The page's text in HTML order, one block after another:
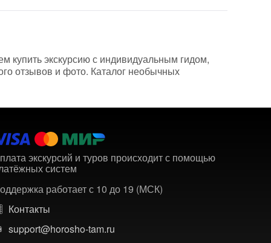
купить экскурсию с индивидуальным гидом,
отзывов и фото. Каталог необычных
экскурсий и туров происходит с помощью
систем
работает с 10 до 19 (МСК)
Контакты
support@horosho-tam.ru